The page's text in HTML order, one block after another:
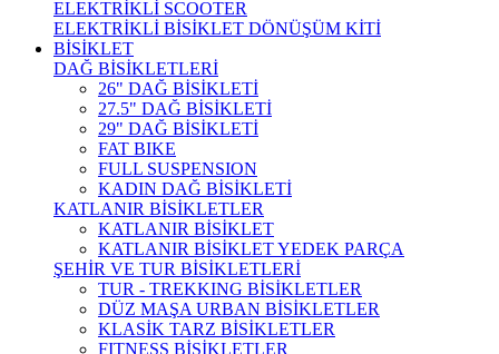
ELEKTRİKLİ SCOOTER
ELEKTRİKLİ BİSİKLET DÖNÜŞÜM KİTİ
BİSİKLET
DAĞ BİSİKLETLERİ
26" DAĞ BİSİKLETİ
27.5" DAĞ BİSİKLETİ
29" DAĞ BİSİKLETİ
FAT BIKE
FULL SUSPENSION
KADIN DAĞ BİSİKLETİ
KATLANIR BİSİKLETLER
KATLANIR BİSİKLET
KATLANIR BİSİKLET YEDEK PARÇA
ŞEHİR VE TUR BİSİKLETLERİ
TUR - TREKKING BİSİKLETLER
DÜZ MAŞA URBAN BİSİKLETLER
KLASİK TARZ BİSİKLETLER
FITNESS BİSİKLETLER